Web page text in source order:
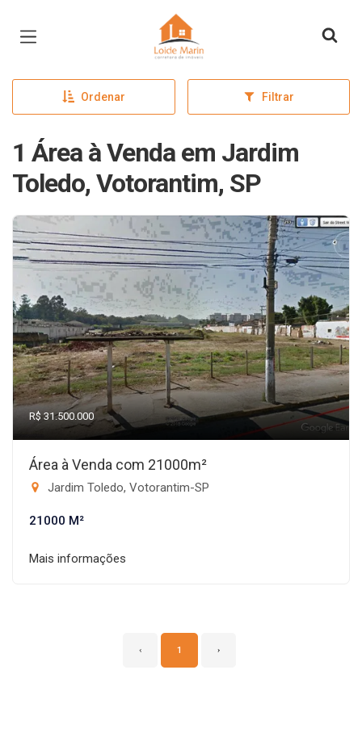
Página inicial
Ordenar Filtrar
1 Área à Venda em Jardim
Toledo, Votorantim, SP
R$ 31.500.000
Área à Venda com 21000m²
Jardim Toledo, Votorantim-SP
21000 M²
Mais informações
‹ 1 ›